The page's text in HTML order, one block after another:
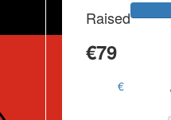
Raised
€79
€